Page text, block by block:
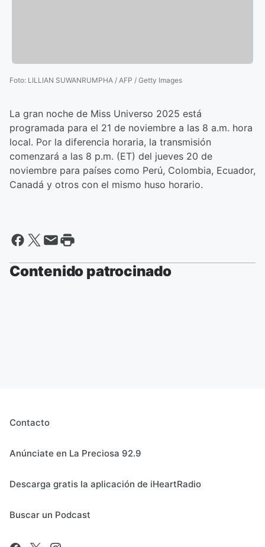
Foto: LILLIAN SUWANRUMPHA / AFP / Getty Images
La gran noche de Miss Universo 2025 está
programada para el 21 de noviembre a las 8 a.m. hora
local. Por la diferencia horaria, la transmisión
comenzará a las 8 p.m. (ET) del jueves 20 de
noviembre para países como Perú, Colombia, Ecuador,
Canadá y otros con el mismo huso horario.
Contenido patrocinado
Contacto
Anúnciate en La Preciosa 92.9
Descarga gratis la aplicación de iHeartRadio
Buscar un Podcast